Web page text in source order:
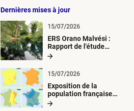
Dernières mises à jour
ERS Orano Malvési :
Rapport de l'étude
radiologique du milieu
15/07/2026
Exposition de la
population française
métropolitaine aux
15/07/2026